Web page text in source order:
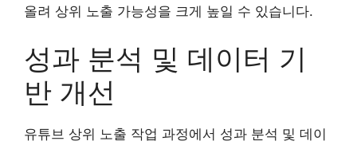
올려 상위 노출 가능성을 크게 높일 수 있습니다.
성과 분석 및 데이터 기
반 개선
유튜브 상위 노출 작업 과정에서 성과 분석 및 데이